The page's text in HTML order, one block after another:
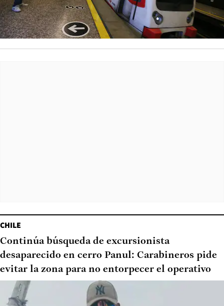
CHILE
Continúa búsqueda de excursionista
desaparecido en cerro Panul: Carabineros pide
evitar la zona para no entorpecer el operativo